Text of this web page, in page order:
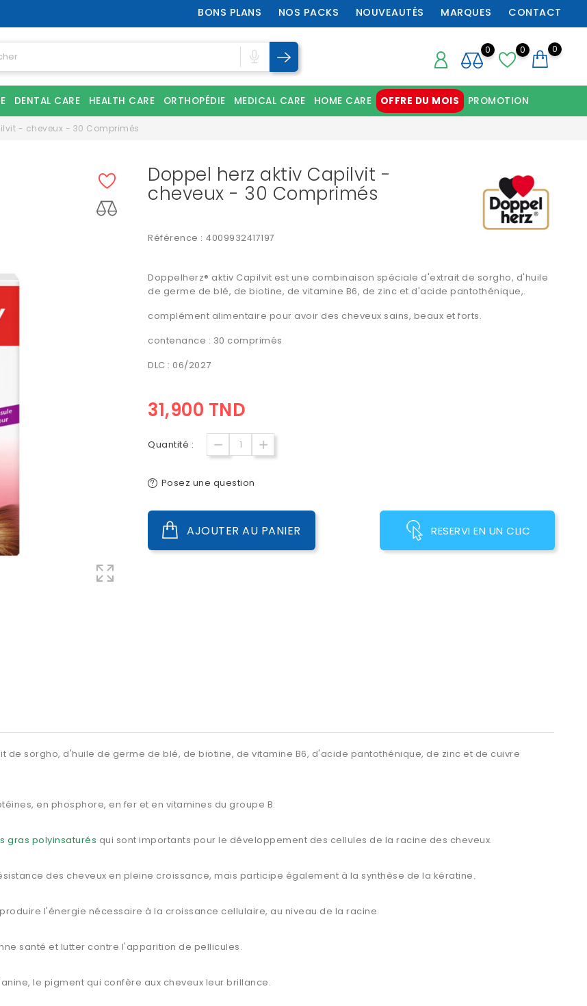
BONS PLANS NOS PACKS NOUVEAUTÉS MARQUES CONTACT
0 0
0
DENTAL CARE HEALTH CARE ORTHOPÉDIE MEDICAL CARE HOME CARE OFFRE DU MOIS PROMOTION
- cheveux - 30 Comprimés
Doppel herz aktiv Capilvit -
cheveux - 30 Comprimés
Référence : 4009932417197
Doppelherz® aktiv Capilvit est une combinaison spéciale d'extrait de sorgho, d'huile
de germe de blé, de biotine, de vitamine B6, de zinc et d'acide pantothénique,.
complément alimentaire pour avoir des cheveux sains, beaux et forts.
contenance : 30 comprimés
DLC : 06/2027
31,900 TND
Quantité :
Posez une question
AJOUTER AU PANIER RESERVI EN UN CLIC
de sorgho, d'huile de germe de blé, de biotine, de vitamine B6, d'acide pantothénique, de zinc et de cuivre
en phosphore, en fer et en vitamines du groupe B.
gras polyinsaturés qui sont importants pour le développement des cellules de la racine des cheveux.
des cheveux en pleine croissance, mais participe également à la synthèse de la kératine.
l'énergie nécessaire à la croissance cellulaire, au niveau de la racine.
santé et lutter contre l'apparition de pellicules.
le pigment qui confère aux cheveux leur brillance.